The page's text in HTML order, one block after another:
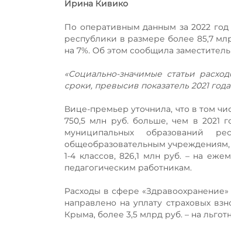
Ирина Кивико
По оперативным данным за 2022
республики в размере более 85,7
на 7%. Об этом сообщила
«Социально-значимые статьи
сроки, превысив показатель 2021
Вице-премьер уточнила, что в том
750,5 млн руб. больше, чем в 2021
муниципальных образований
общеобразовательным учреждениям,
1-4 классов, 826,1 млн руб. – на
педагогическим работникам.
Расходы в сфере
направлено на уплату страховых
Крыма, более 3,5 млрд руб. – на